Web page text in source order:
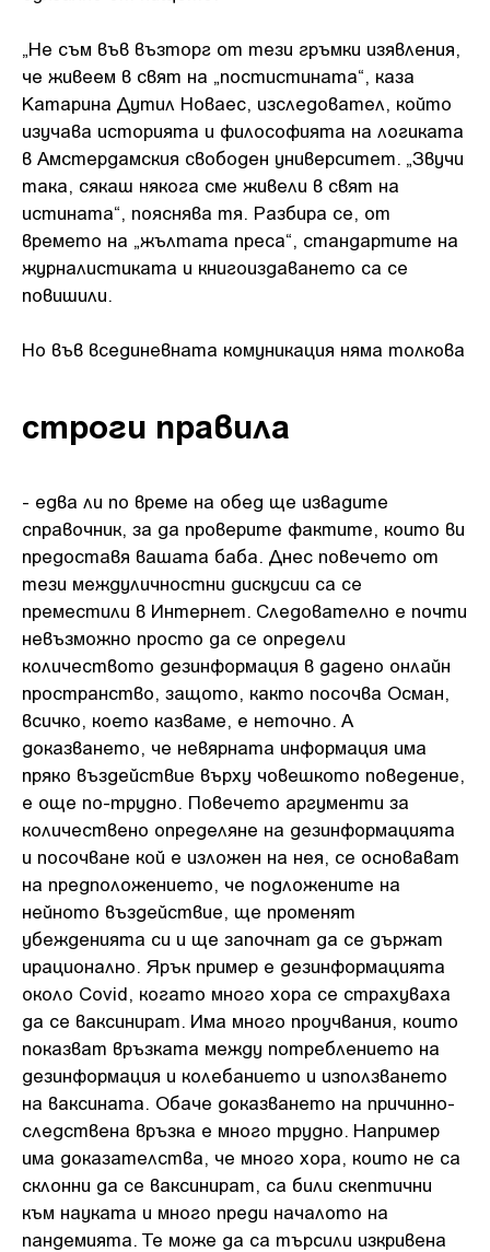
„Не съм във възторг от тези гръмки изявления,
че живеем в свят на „постистината“, каза
Катарина Дутил Новаес, изследовател, който
изучава историята и философията на логиката
в Амстердамския свободен университет. „Звучи
така, сякаш някога сме живели в свят на
истината“, пояснява тя. Разбира се, от
времето на „жълтата преса“, стандартите на
журналистиката и книгоиздаването са се
повишили.
Но във всединевната комуникация няма толкова
строги правила
- едва ли по време на обед ще извадите
справочник, за да проверите фактите, които ви
предоставя вашата баба. Днес повечето от
тези междуличностни дискусии са се
преместили в Интернет. Следователно е почти
невъзможно просто да се определи
количеството дезинформация в дадено онлайн
пространство, защото, както посочва Осман,
всичко, което казваме, е неточно. А
доказването, че невярната информация има
пряко въздействие върху човешкото поведение,
е още по-трудно. Повечето аргументи за
количествено определяне на дезинформацията
и посочване кой е изложен на нея, се основават
на предположението, че подложените на
нейното въздействие, ще променят
убежденията си и ще започнат да се държат
ирационално. Ярък пример е дезинформацията
около Covid, когато много хора се страхуваха
да се ваксинират. Има много проучвания, които
показват връзката между потреблението на
дезинформация и колебанието и използването
на ваксината. Обаче доказването на причинно-
следствена връзка е много трудно. Например
има доказателства, че много хора, които не са
склонни да се ваксинират, са били скептични
към науката и много преди началото на
пандемията. Те може да са търсили изкривена